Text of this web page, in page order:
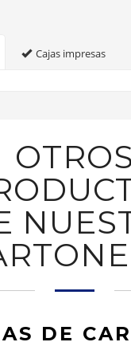
Cajas impresas
OTROS
DE